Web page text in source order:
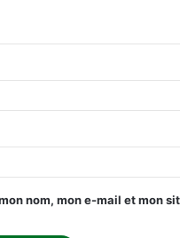
nom, mon e-mail et mon